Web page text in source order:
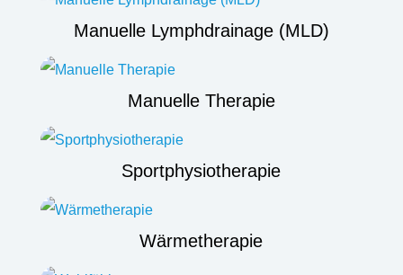
Manuelle Lymphdrainage (MLD)
Manuelle Therapie
Sportphysiotherapie
Wärmetherapie